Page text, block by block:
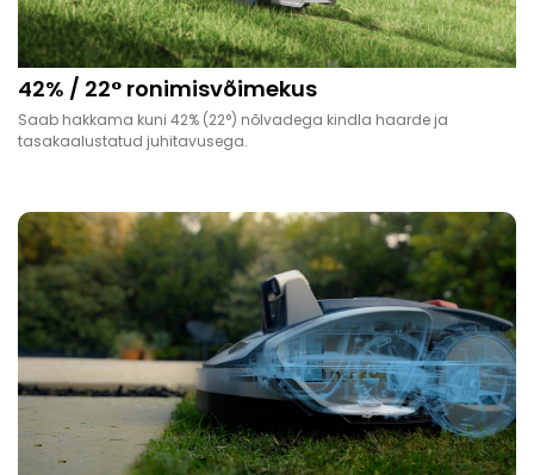
42% / 22° ronimisvõimekus
Saab hakkama kuni 42% (22°) nõlvadega kindla haarde ja
tasakaalustatud juhitavusega.